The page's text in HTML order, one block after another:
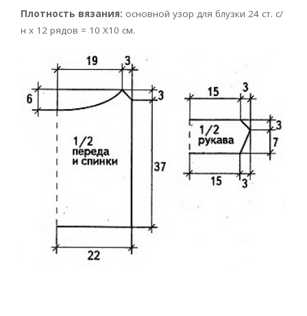
Плотность вязания: основной узор для блузки 24 ст. с/
н х 12 рядов = 10 X10 см.